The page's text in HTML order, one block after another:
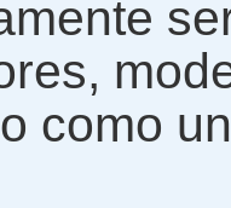
como